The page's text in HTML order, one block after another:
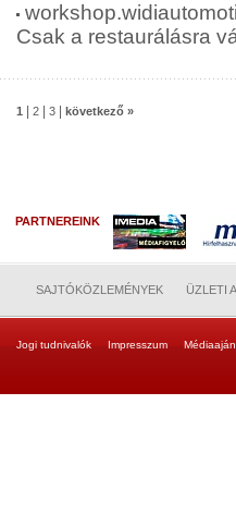
Csak a restaurálásra
1 2 3 következő »
PARTNEREINK
SAJTÓKÖZLEMÉNYEK ÜZLETI
Jogi tudnivalók Impresszum